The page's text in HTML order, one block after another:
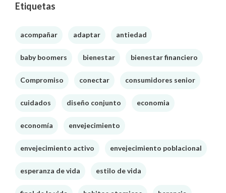
Etiquetas
acompañar adaptar antiedad
baby boomers bienestar bienestar financiero
Compromiso conectar consumidores senior
cuidados diseño conjunto economia
economía envejecimiento
envejecimiento activo envejecimiento poblacional
esperanza de vida estilo de vida